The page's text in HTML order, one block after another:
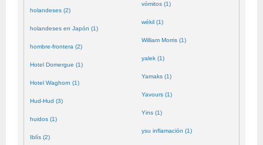
holandeses (2)
holandeses en Japón (1)
hombre-frontera (2)
Hotel Domergue (1)
Hotel Waghorn (1)
Hud-Hud (3)
huidos (1)
Iblís (2)
vómitos (1)
wékil (1)
William Morris (1)
yalek (1)
Yamaks (1)
Yavours (1)
Yins (1)
ysu inflamación (1)